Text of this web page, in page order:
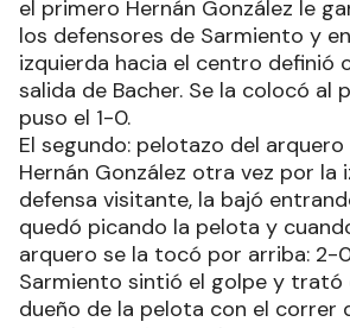
el primero Hernán González le
los defensores de Sarmiento y
izquierda hacia el centro definió
salida de Bacher. Se la colocó al
puso el 1-0.
El segundo: pelotazo del
Hernán González otra vez por la
defensa visitante, la bajó
quedó picando la pelota y
arquero se la tocó por arriba: 2-
Sarmiento sintió el golpe y trató
dueño de la pelota con el correr